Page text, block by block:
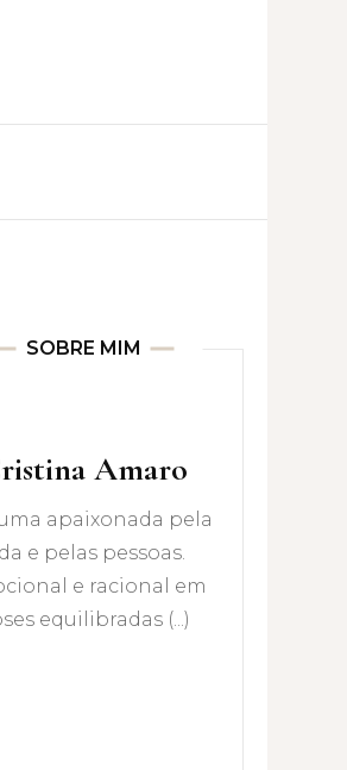
SOBRE MIM
Amaro
apaixonada pela
e pelas pessoas.
e racional em
equilibradas (...)